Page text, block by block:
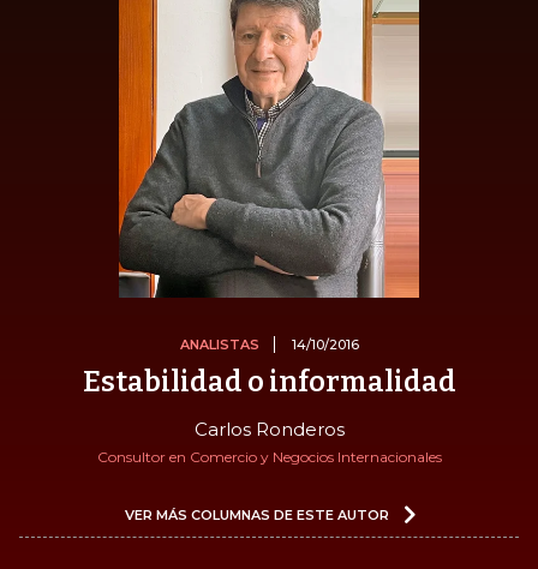
ANALISTAS 14/10/2016
Estabilidad o informalidad
Carlos Ronderos
Consultor en Comercio y Negocios Internacionales
VER MÁS COLUMNAS DE ESTE AUTOR